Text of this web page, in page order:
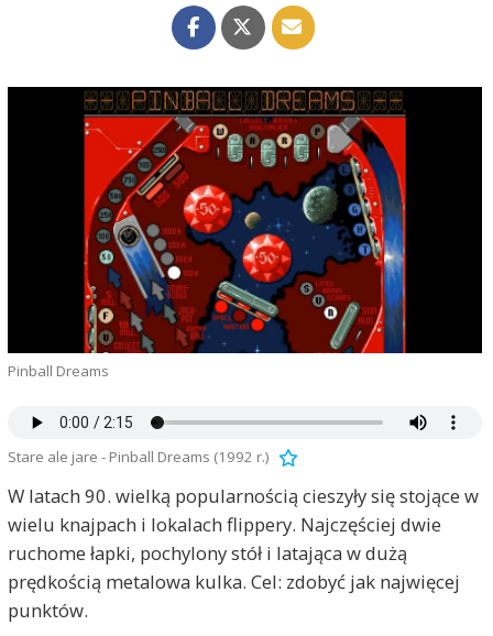
Pinball Dreams
Stare ale jare - Pinball Dreams (1992 r.)
W latach 90. wielką popularnością cieszyły się stojące w
wielu knajpach i lokalach flippery. Najczęściej dwie
ruchome łapki, pochylony stół i latająca w dużą
prędkością metalowa kulka. Cel: zdobyć jak najwięcej
punktów.